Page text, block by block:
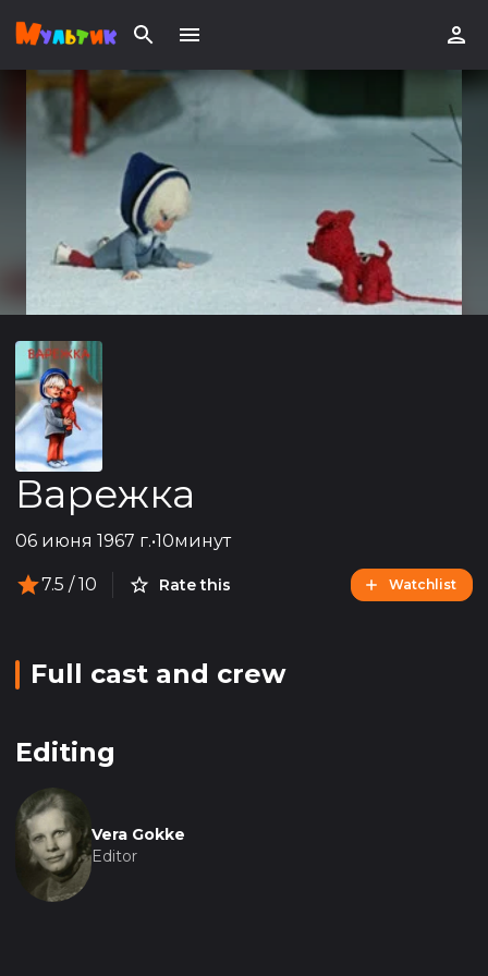
Варежка
06 июня 1967 г.•10минут
7.5 / 10 Rate this Watchlist
Full cast and crew
Editing
Vera Gokke
Editor